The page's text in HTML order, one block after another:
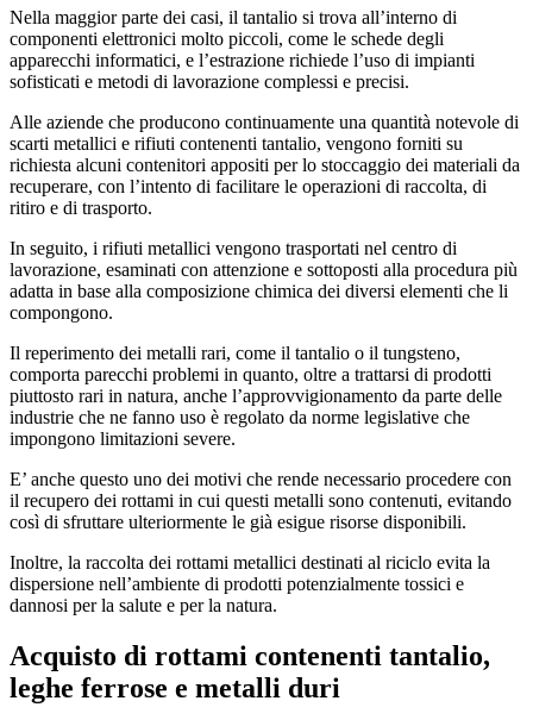
Nella maggior parte dei casi, il tantalio si trova all’interno di
componenti elettronici molto piccoli, come le schede degli
apparecchi informatici, e l’estrazione richiede l’uso di impianti
sofisticati e metodi di lavorazione complessi e precisi.
Alle aziende che producono continuamente una quantità notevole di
scarti metallici e rifiuti contenenti tantalio, vengono forniti su
richiesta alcuni contenitori appositi per lo stoccaggio dei materiali da
recuperare, con l’intento di facilitare le operazioni di raccolta, di
ritiro e di trasporto.
In seguito, i rifiuti metallici vengono trasportati nel centro di
lavorazione, esaminati con attenzione e sottoposti alla procedura più
adatta in base alla composizione chimica dei diversi elementi che li
compongono.
Il reperimento dei metalli rari, come il tantalio o il tungsteno,
comporta parecchi problemi in quanto, oltre a trattarsi di prodotti
piuttosto rari in natura, anche l’approvvigionamento da parte delle
industrie che ne fanno uso è regolato da norme legislative che
impongono limitazioni severe.
E’ anche questo uno dei motivi che rende necessario procedere con
il recupero dei rottami in cui questi metalli sono contenuti, evitando
così di sfruttare ulteriormente le già esigue risorse disponibili.
Inoltre, la raccolta dei rottami metallici destinati al riciclo evita la
dispersione nell’ambiente di prodotti potenzialmente tossici e
dannosi per la salute e per la natura.
Acquisto di rottami contenenti tantalio,
leghe ferrose e metalli duri